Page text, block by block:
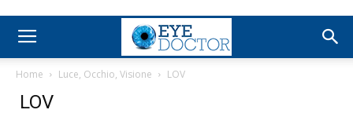
Home Luce, Occhio, Visione LOV
LOV